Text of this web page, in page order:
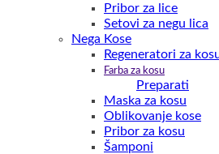
Pribor za lice
Setovi za negu lica
Nega Kose
Regeneratori za
Farba za kosu
Preparati
Maska za kosu
Oblikovanje kose
Pribor za kosu
Šamponi